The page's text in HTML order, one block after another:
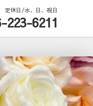
定休日/水、日、祝日
223-6211